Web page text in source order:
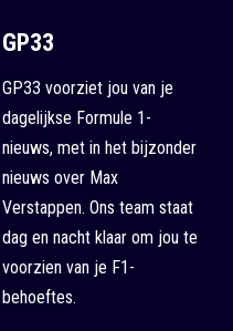
GP33
GP33 voorziet jou van je
dagelijkse Formule 1-
nieuws, met in het bijzonder
nieuws over Max
Verstappen. Ons team staat
dag en nacht klaar om jou te
voorzien van je F1-
behoeftes.